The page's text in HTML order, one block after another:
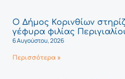
Ο Δήμος Κορινθίων
γέφυρα φιλίας
6 Αυγούστου, 2026
Περισσότερα »